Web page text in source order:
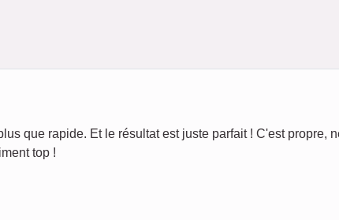
que rapide. Et le résultat est juste parfait ! C'est propre,
top !